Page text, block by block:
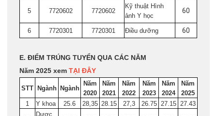
5 7720602 7720602
Kỹ thuật Hình
ảnh Y học
60
6 7720301 7720301 Điều dưỡng 60
E. ĐIỂM TRÚNG TUYỂN QUA CÁC NĂM
Năm 2025 xem TẠI ĐÂY
STT Ngành Ngành
Năm
2020
Năm
2021
Năm
2022
Năm
2023
Năm
2024
Năm
2025
1
Y khoa 25.6 28,35 28.15 27,3 26.75 27.15 27.43
Dược